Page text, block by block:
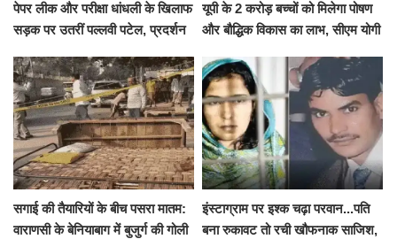
पेपर लीक और परीक्षा धांधली के खिलाफ
सड़क पर उतरीं पल्लवी पटेल, प्रदर्शन
यूपी के 2 करोड़ बच्चों को मिलेगा पोषण
और बौद्धिक विकास का लाभ, सीएम योगी
सगाई की तैयारियों के बीच पसरा मातम:
वाराणसी के बेनियाबाग में बुजुर्ग की गोली
इंस्टाग्राम पर इश्क चढ़ा परवान...पति
बना रुकावट तो रची खौफनाक साजिश,